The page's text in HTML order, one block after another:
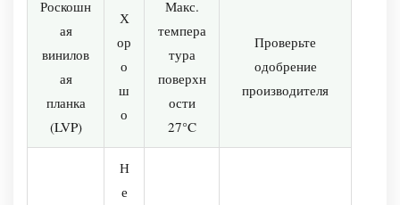
Роскошн
ая
винилов
ая
планка
(LVP)
Х
ор
о
ш
о
Макс.
темпера
тура
поверхн
ости
27°C
Проверьте
одобрение
производителя
Н
е